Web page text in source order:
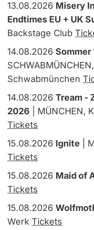
13.08.2026 Misery
Endtimes EU + UK
Backstage Club
14.08.2026 Sommer
Schwabmünchen
14.08.2026 Tream -
2026 | MÜNCHEN,
Tickets
15.08.2026 Ignite |
Tickets
15.08.2026 Maid of
Tickets
15.08.2026
Werk Tickets